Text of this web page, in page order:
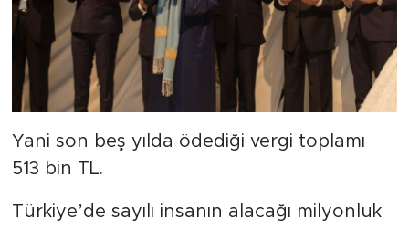
Yani son beş yılda ödediği vergi toplamı
513 bin TL.
Türkiye’de sayılı insanın alacağı milyonluk